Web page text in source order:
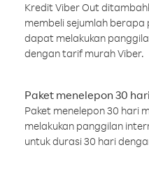
Kredit Viber Out
membeli sejumlah berapa
dapat melakukan
dengan tarif murah Viber.
Paket menelepon 30 hari
Paket menelepon 30 hari
melakukan panggilan
untuk durasi 30 hari